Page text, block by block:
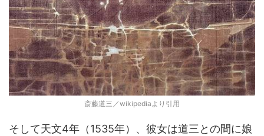
斎藤道三／wikipediaより引用
そして天文4年（1535年）、彼女は道三との間に娘